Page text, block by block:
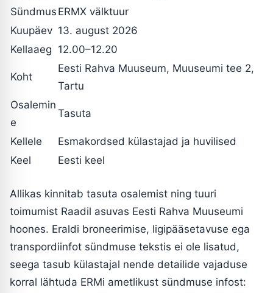
Sündmus ERMX välktuur
Kuupäev 13. august 2026
Kellaaeg 12.00–12.20
Koht
Eesti Rahva Muuseum, Muuseumi tee 2,
Tartu
Osalemin
e
Tasuta
Kellele
Esmakordsed külastajad ja huvilised
Keel
Eesti keel
Allikas kinnitab tasuta osalemist ning tuuri
toimumist Raadil asuvas Eesti Rahva Muuseumi
hoones. Eraldi broneerimise, ligipääsetavuse ega
transpordiinfot sündmuse tekstis ei ole lisatud,
seega tasub külastajal nende detailide vajaduse
korral lähtuda ERMi ametlikust sündmuse infost: